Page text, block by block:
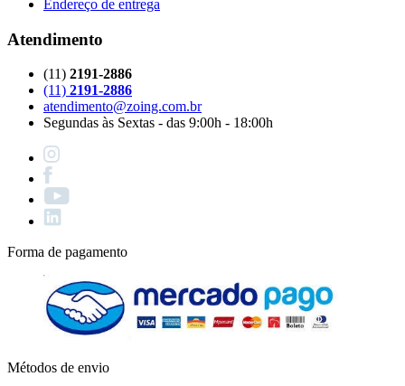
Endereço de entrega
Atendimento
(11) 2191-2886
(11) 2191-2886
atendimento@zoing.com.br
Segundas às Sextas - das 9:00h - 18:00h
Forma de pagamento
Métodos de envio